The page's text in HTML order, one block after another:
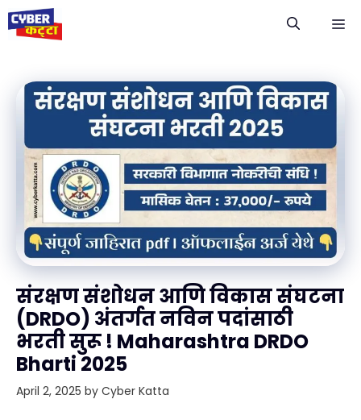
Skip
content
संरक्षण संशोधन आणि विकास संघटना
(DRDO) अंतर्गत नविन पदांसाठी
भरती सुरू ! Maharashtra DRDO
Bharti 2025
April 2, 2025 by Cyber Katta